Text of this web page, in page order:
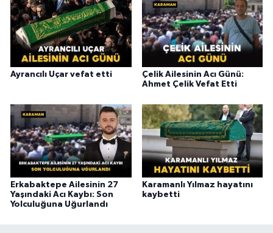
Ayrancılı Uçar vefat etti
Çelik Ailesinin Acı Günü:
Ahmet Çelik Vefat Etti
Erkabaktepe Ailesinin 27
Yaşındaki Acı Kaybı: Son
Yolculuğuna Uğurlandı
Karamanlı Yılmaz hayatını
kaybetti